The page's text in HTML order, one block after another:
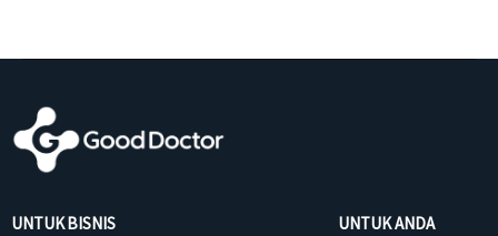
UNTUK BISNIS UNTUK ANDA